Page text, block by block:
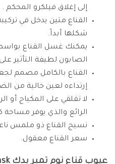
إلى إغلاق فيلكرو المحكم .
شكلها أبداً.
يمكنك غسل القناع
الصابون لطيفة التأثير
القناع بالكامل مصمم
إرتداءه لعين خالية من
لا تقلقي على المكياج أو
الرائع والذي يوفر مساحة
نسيج القناع ذو ملمس
سعر القناع معقول.
عيوب قناع نوم تمبر بدك Tempur-Pedic Sleep Mask: